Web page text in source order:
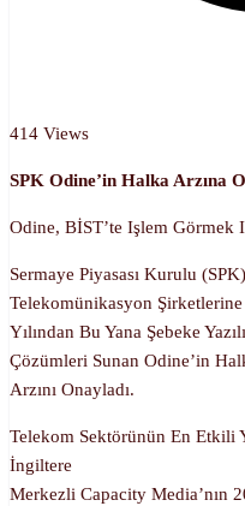
414 Views
SPK Odine’in Halka Arzına
Odine, BİST’te Işlem Görmek
Sermaye Piyasası Kurulu
Telekomünikasyon
Yılından Bu Yana Şebeke
Çözümleri Sunan Odine’in
Arzını Onayladı.
Telekom Sektörünün En Etkili
İngiltere
Merkezli Capacity Media’nın